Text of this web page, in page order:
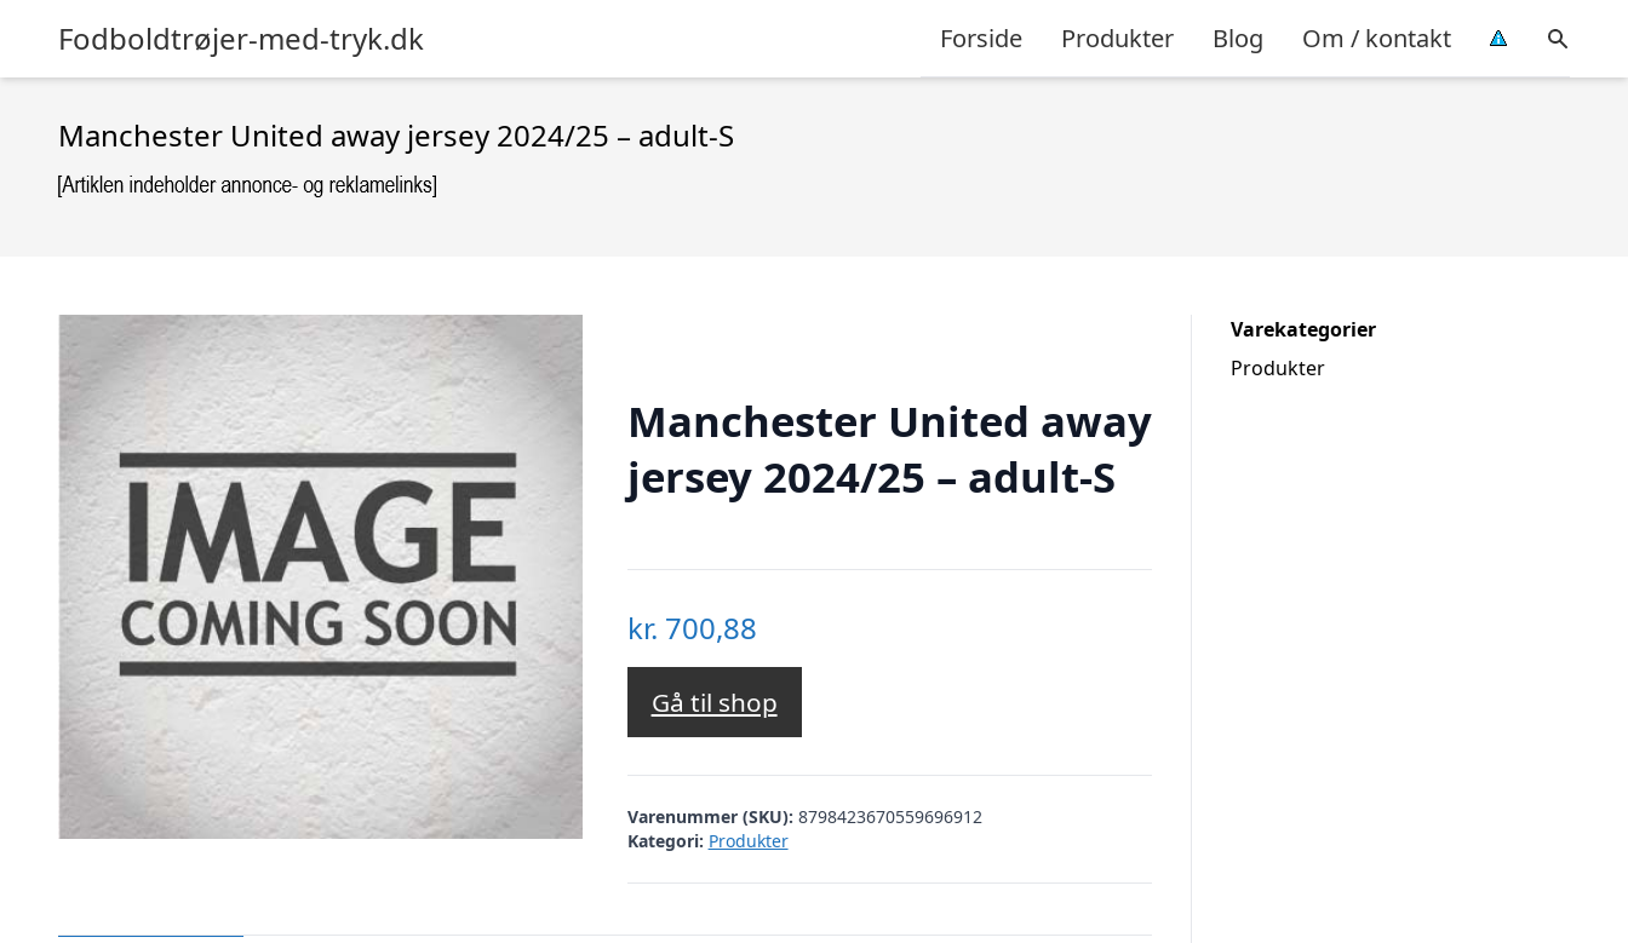
Fodboldtrøjer-med-tryk.dk Forside Produkter Blog Om / kontakt
Manchester United away jersey 2024/25 – adult-S
Manchester United away
jersey 2024/25 – adult-S
kr. 700,88
Gå til shop
Varenummer (SKU): 8798423670559696912
Kategori: Produkter
Varekategorier
Produkter